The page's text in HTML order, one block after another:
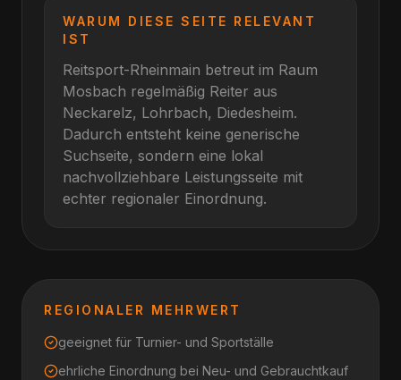
WARUM DIESE SEITE RELEVANT
IST
Reitsport-Rheinmain betreut im Raum
Mosbach regelmäßig Reiter aus
Neckarelz, Lohrbach, Diedesheim.
Dadurch entsteht keine generische
Suchseite, sondern eine lokal
nachvollziehbare Leistungsseite mit
echter regionaler Einordnung.
REGIONALER MEHRWERT
geeignet für Turnier- und Sportställe
ehrliche Einordnung bei Neu- und Gebrauchtkauf